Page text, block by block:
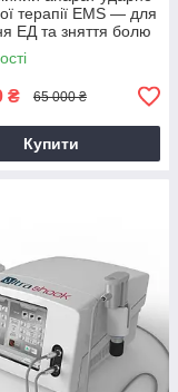
терапії EMS — для
ЕД та зняття болю
₴ 65 000 ₴
Купити